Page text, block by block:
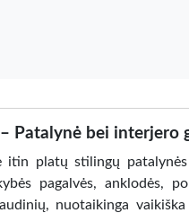
– Patalynė bei interjero
itin platų stilingų
pagalvės, anklodės,
nuotaikinga